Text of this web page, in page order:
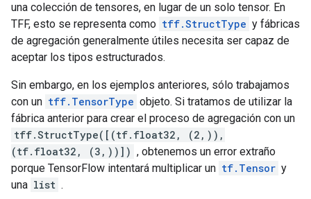
una colección de tensores, en lugar de un solo tensor. En
TFF, esto se representa como tff.StructType y fábricas
de agregación generalmente útiles necesita ser capaz de
aceptar los tipos estructurados.
Sin embargo, en los ejemplos anteriores, sólo trabajamos
con un tff.TensorType objeto. Si tratamos de utilizar la
fábrica anterior para crear el proceso de agregación con un
tff.StructType([(tf.float32, (2,)),
(tf.float32, (3,))]) , obtenemos un error extraño
porque TensorFlow intentará multiplicar un tf.Tensor y
una list .